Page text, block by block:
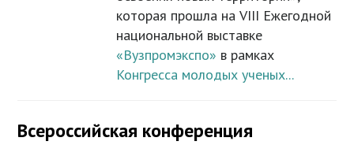
которая прошла на VIII Ежегодной
национальной выставке
«Вузпромэкспо» в рамках
Конгресса молодых ученых...
Всероссийская конференция